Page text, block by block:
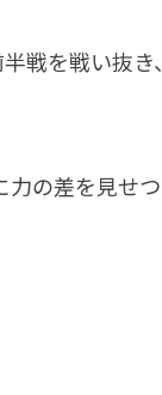
戦を戦い抜
の差を見せ